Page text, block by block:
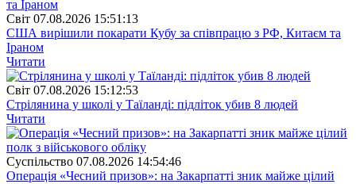
Свiт 07.08.2026 15:51:13
США вирішили покарати Кубу за співпрацю з РФ, Китаєм та
Іраном
Читати
Свiт 07.08.2026 15:12:53
Стрілянина у школі у Таїланді: підліток убив 8 людей
Читати
Суспiльство 07.08.2026 14:54:46
Операція «Чесний призов»: на Закарпатті зник майже цілий